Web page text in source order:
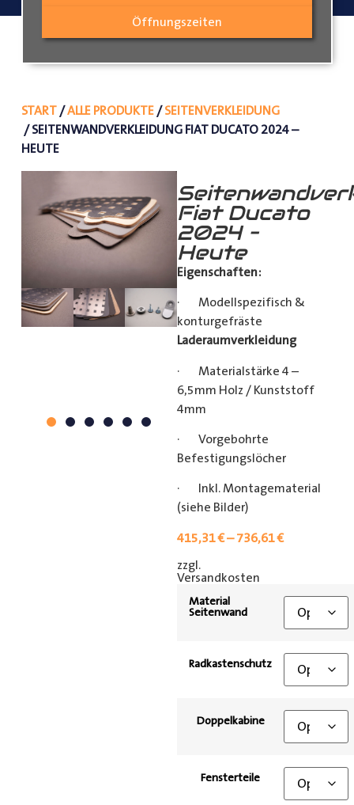
Öffnungszeiten
START/ALLE PRODUKTE/SEITENVERKLEIDUNG
/ SEITENWANDVERKLEIDUNG FIAT DUCATO 2024 –
HEUTE
Fiat Ducato
2024 –
Heute
Eigenschaften:
· Modellspezifisch &
konturgefräste
Laderaumverkleidung
· Materialstärke 4 –
6,5mm Holz / Kunststoff
4mm
· Vorgebohrte
Befestigungslöcher
· Inkl. Montagematerial
(siehe Bilder)
415,31€–736,61€
zzgl.
Versandkosten
Material
Seitenwand
Radkastenschutz
Doppelkabine
Fensterteile